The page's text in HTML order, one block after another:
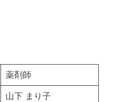
薬剤師
山下 まり子